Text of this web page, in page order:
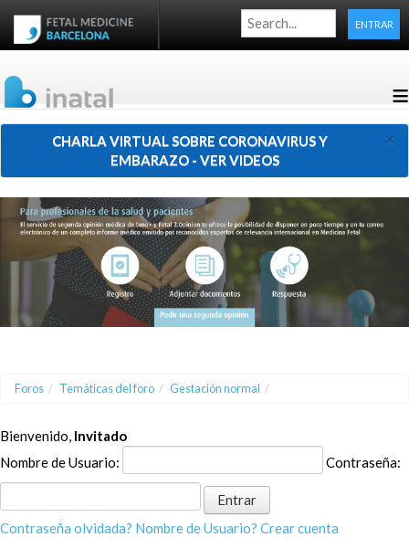
≡
ENTRAR
×
CHARLA VIRTUAL SOBRE CORONAVIRUS Y
EMBARAZO - VER VIDEOS
Foros / Temáticas del foro / Gestación normal /
Bienvenido, Invitado
Nombre de Usuario:
Contraseña:
Contraseña olvidada? Nombre de Usuario? Crear cuenta